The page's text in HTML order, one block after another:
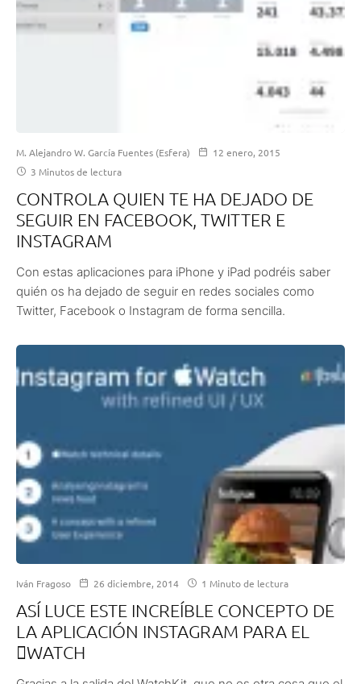
M. Alejandro W. García Fuentes (Esfera)
12 enero, 2015
3 Minutos de lectura
CONTROLA QUIEN TE HA DEJADO DE
SEGUIR EN FACEBOOK, TWITTER E
INSTAGRAM
Con estas aplicaciones para iPhone y iPad podréis saber
quién os ha dejado de seguir en redes sociales como
Twitter, Facebook o Instagram de forma sencilla.
Iván Fragoso 26 diciembre, 2014 1 Minuto de lectura
ASÍ LUCE ESTE INCREÍBLE CONCEPTO DE
LA APLICACIÓN INSTAGRAM PARA EL
WATCH